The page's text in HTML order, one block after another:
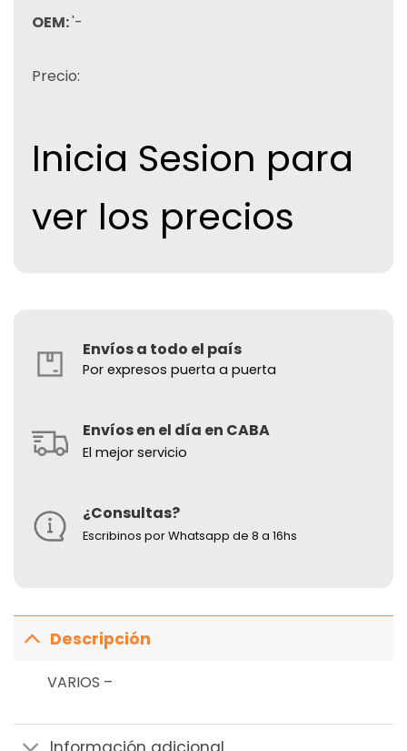
OEM:'-
Precio:
Inicia Sesion para
ver los precios
Envíos a todo el país
Por expresos puerta a puerta
Envíos en el día en CABA
El mejor servicio
¿Consultas?
Escribinos por Whatsapp de 8 a 16hs
Descripción
VARIOS –